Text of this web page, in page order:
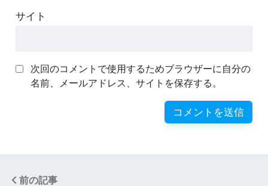
サイト
次回のコメントで使用するためブラウザーに自分の
名前、メールアドレス、サイトを保存する。
前の記事